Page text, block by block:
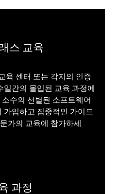
스 교육
육 센터 또는 각지의 인증
일간의 몰입된 교육 과정에
수의 선별된 소프트웨어
가입하고 집중적인 가이드
가의 교육에 참가하세
과정